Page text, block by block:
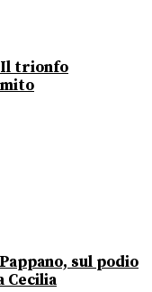
Il trionfo
sul podio
Cecilia